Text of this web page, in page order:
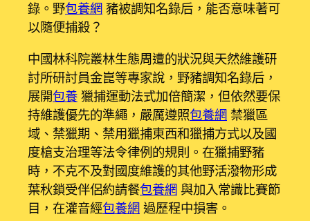
錄。野包養網 豬被調知名錄后，能否意味著可
以隨便捕殺？
中國林科院叢林生態周遭的狀況與天然維護研
討所研討員金崑等專家說，野豬調知名錄后，
展開包養 獵捕運動法式加倍簡潔，但依然要保
持維護優先的準繩，嚴厲遵照包養網 禁獵區
域、禁獵期、禁用獵捕東西和獵捕方式以及國
度槍支治理等法令律例的規則。在獵捕野豬
時，不克不及對國度維護的其他野活潑物形成
葉秋鎖受伴侶約請餐包養網 與加入常識比賽節
目，在灌音經包養網 過歷程中損害。